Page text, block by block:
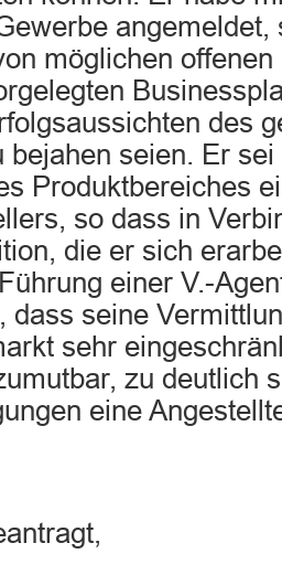
möglichen
des
bejahen seien. Er
Produktbereiches
so dass in
die er sich
einer V.-
dass seine
sehr
zu deutlich
eine